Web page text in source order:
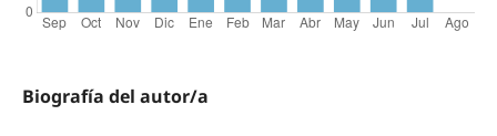
Biografía del autor/a